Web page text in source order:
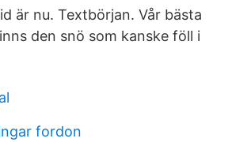
är nu. Textbörjan. Vår bästa
den snö som kanske föll i
fordon